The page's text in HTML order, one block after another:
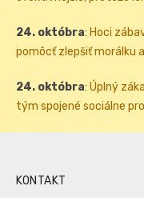
24. októbra: Hoci
pomôcť zlepšiť morálku
24. októbra: Úplný
tým spojené sociálne
KONTAKT